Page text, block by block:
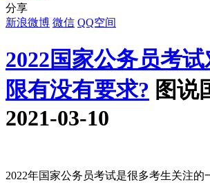
分享
新浪微博 微信 QQ空间
2022国家公务员考
限有没有要求? 图说
2021-03-10
2022年国家公务员考试是很多考生关注的